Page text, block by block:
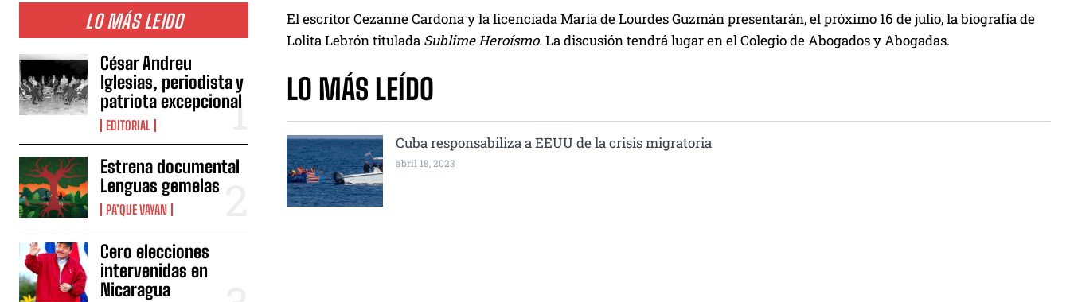
LO MÁS LEIDO
César Andreu
Iglesias, periodista y
patriota excepcional
EDITORIAL
Estrena documental
Lenguas gemelas
PA’QUE VAYAN
Cero elecciones
intervenidas en
Nicaragua
El escritor Cezanne Cardona y la licenciada María de Lourdes Guzmán presentarán, el próximo 16 de julio, la biografía de
Lolita Lebrón titulada Sublime Heroísmo.La discusión tendrá lugar en el Colegio de Abogados y Abogadas.
LO MÁS LEÍDO
Cuba responsabiliza a EEUU de la crisis migratoria
abril 18, 2023